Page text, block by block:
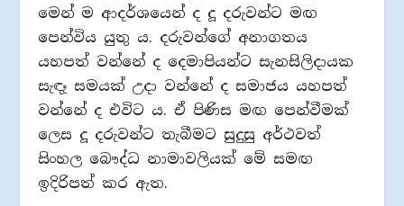
මෙන් ම ආදර්ශයෙන් ද දූ දරුවන්ට මඟ
පෙන්විය යුතු ය. දරුවන්ගේ අනාගතය
යහපත් වන්නේ ද දෙමාපියන්ට සැනසිලිදායක
සැඳෑ සමයක් උදා වන්නේ ද සමාජය යහපත්
වන්නේ ද එවිට ය. ඒ පිණිස මඟ පෙන්වීමක්
ලෙස දූ දරුවන්ට තැබීමට සුදුසු අර්ථවත්
සිංහල බෞද්ධ නාමාවලියක් මේ සමඟ
ඉදිරිපත් කර ඇත.